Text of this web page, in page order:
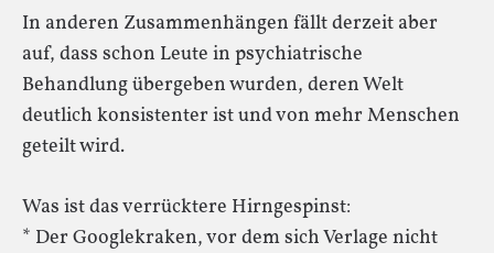
In anderen Zusammenhängen fällt derzeit aber
auf, dass schon Leute in psychiatrische
Behandlung übergeben wurden, deren Welt
deutlich konsistenter ist und von mehr Menschen
geteilt wird.
Was ist das verrücktere Hirngespinst:
* Der Googlekraken, vor dem sich Verlage nicht